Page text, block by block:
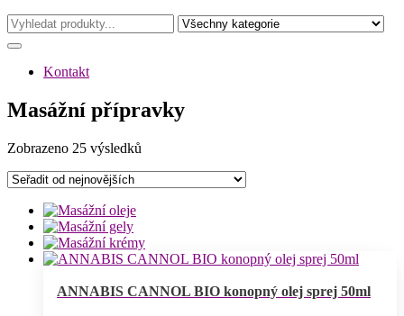
Kontakt
Masážní přípravky
Zobrazeno 25 výsledků
ANNABIS CANNOL BIO konopný olej sprej 50ml